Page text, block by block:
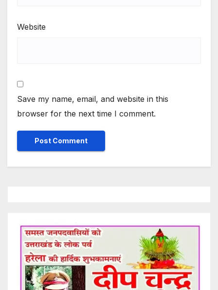
Website
Save my name, email, and website in this
browser for the next time I comment.